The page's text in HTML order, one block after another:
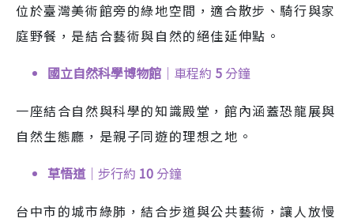
位於臺灣美術館旁的綠地空間，適合散步、騎行與家
庭野餐，是結合藝術與自然的絕佳延伸點。
國立自然科學博物館 ｜車程約 5 分鐘
一座結合自然與科學的知識殿堂，館內涵蓋恐龍展與
自然生態廳，是親子同遊的理想之地。
草悟道｜步行約 10 分鐘
台中市的城市綠肺，結合步道與公共藝術，讓人放慢